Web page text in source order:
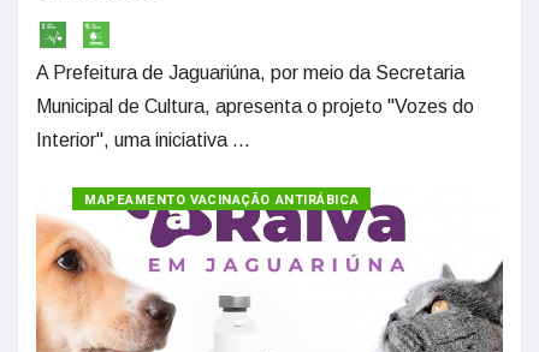
A Prefeitura de Jaguariúna, por meio da Secretaria
Municipal de Cultura, apresenta o projeto "Vozes do
Interior", uma iniciativa ...
MAPEAMENTO VACINAÇÃO ANTIRÁBICA